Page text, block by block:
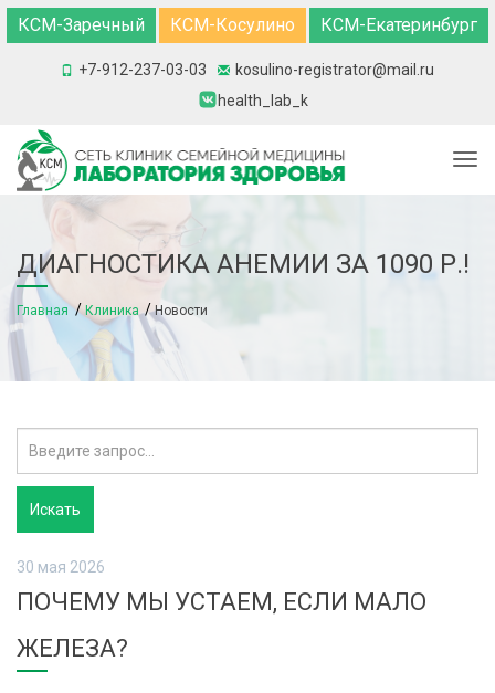
КСМ-Заречный КСМ-Косулино КСМ-Екатеринбург
+7-912-237-03-03
kosulino-registrator@mail.ru
health_lab_k
ДИАГНОСТИКА АНЕМИИ ЗА 1090 Р.!
Главная Клиника Новости
30 мая 2026
ПОЧЕМУ МЫ УСТАЕМ, ЕСЛИ МАЛО
ЖЕЛЕЗА?